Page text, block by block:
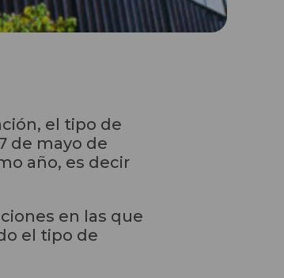
el tipo de
de mayo de
año, es decir
en las que
el tipo de